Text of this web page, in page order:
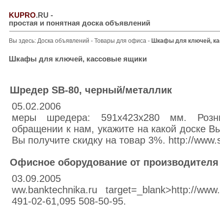
KUPRO.RU -
простая и понятная доска объявлений
Вы здесь: Доска объявлений - Товары для офиса - Шкафы для ключей,
Шкафы для ключей, кассовые ящики
Шредер SB-80, черный/металлик
05.02.2006
меры шредера: 591х423х280 мм.
обращении к нам, укажите на какой доске
Вы получите скидку на товар 3%. http://
Офисное оборудование от производителя
03.09.2005
ww.banktechnika.ru target=_blank>http://
491-02-61,095 508-50-95.